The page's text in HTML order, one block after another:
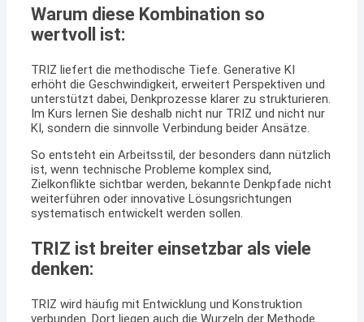
Warum diese Kombination so
wertvoll ist:
TRIZ liefert die methodische Tiefe. Generative KI
erhöht die Geschwindigkeit, erweitert Perspektiven und
unterstützt dabei, Denkprozesse klarer zu strukturieren.
Im Kurs lernen Sie deshalb nicht nur TRIZ und nicht nur
KI, sondern die sinnvolle Verbindung beider Ansätze.
So entsteht ein Arbeitsstil, der besonders dann nützlich
ist, wenn technische Probleme komplex sind,
Zielkonflikte sichtbar werden, bekannte Denkpfade nicht
weiterführen oder innovative Lösungsrichtungen
systematisch entwickelt werden sollen.
TRIZ ist breiter einsetzbar als viele
denken:
TRIZ wird häufig mit Entwicklung und Konstruktion
verbunden. Dort liegen auch die Wurzeln der Methode